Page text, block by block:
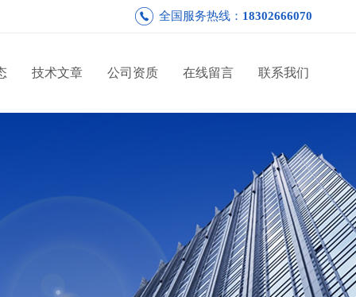
全国服务热线： 18302666070
技术文章 公司资质 在线留言 联系我们